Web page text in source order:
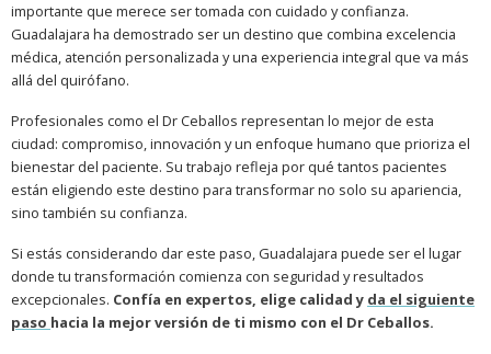
importante que merece ser tomada con cuidado y confianza.
Guadalajara ha demostrado ser un destino que combina excelencia
médica, atención personalizada y una experiencia integral que va más
allá del quirófano.
Profesionales como el Dr Ceballos representan lo mejor de esta
ciudad: compromiso, innovación y un enfoque humano que prioriza el
bienestar del paciente. Su trabajo refleja por qué tantos pacientes
están eligiendo este destino para transformar no solo su apariencia,
sino también su confianza.
Si estás considerando dar este paso, Guadalajara puede ser el lugar
donde tu transformación comienza con seguridad y resultados
excepcionales. Confía en expertos, elige calidad y da el siguiente
paso hacia la mejor versión de ti mismo con el Dr Ceballos.